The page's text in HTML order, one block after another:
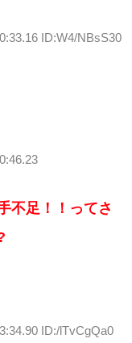
ID:W4/NBsS30
不足！！ってさ
ID:/lTvCgQa0